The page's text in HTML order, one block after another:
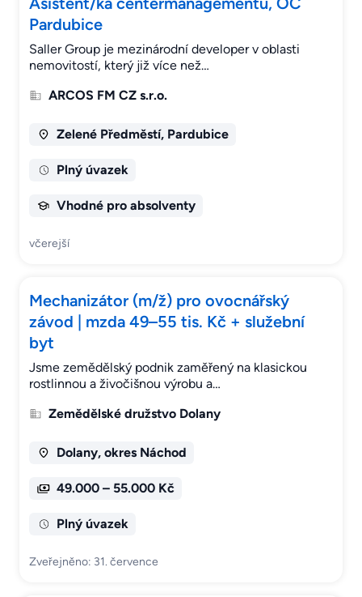
Pardubice
Saller Group je mezinárodní developer v oblasti
nemovitostí, který již více než…
ARCOS FM CZ s.r.o.
Zelené Předměstí, Pardubice
Plný úvazek
Vhodné pro absolventy
včerejší
Mechanizátor (m/ž) pro ovocnářský
závod | mzda 49–55 tis. Kč + služební
byt
Jsme zemědělský podnik zaměřený na klasickou
rostlinnou a živočišnou výrobu a…
Zemědělské družstvo Dolany
Dolany, okres Náchod
49.000 – 55.000 Kč
Plný úvazek
Zveřejněno: 31. července